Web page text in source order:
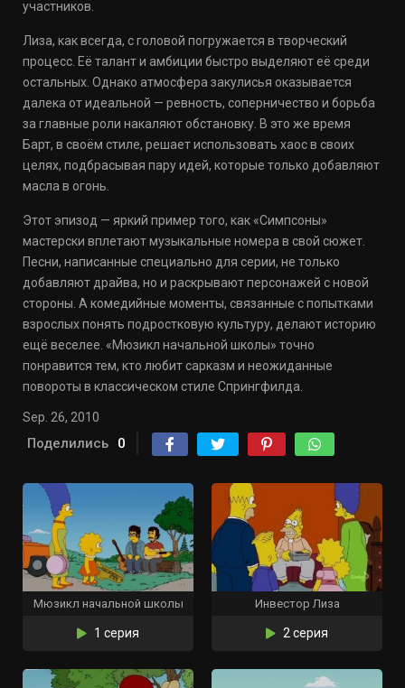
участников.
Лиза, как всегда, с головой погружается в творческий
процесс. Её талант и амбиции быстро выделяют её среди
остальных. Однако атмосфера закулисья оказывается
далека от идеальной — ревность, соперничество и борьба
за главные роли накаляют обстановку. В это же время
Барт, в своём стиле, решает использовать хаос в своих
целях, подбрасывая пару идей, которые только добавляют
масла в огонь.
Этот эпизод — яркий пример того, как «Симпсоны»
мастерски вплетают музыкальные номера в свой сюжет.
Песни, написанные специально для серии, не только
добавляют драйва, но и раскрывают персонажей с новой
стороны. А комедийные моменты, связанные с попытками
взрослых понять подростковую культуру, делают историю
ещё веселее. «Мюзикл начальной школы» точно
понравится тем, кто любит сарказм и неожиданные
повороты в классическом стиле Спрингфилда.
Sep. 26, 2010
Поделились 0
Мюзикл начальной школы
1 серия
Инвестор Лиза
2 серия